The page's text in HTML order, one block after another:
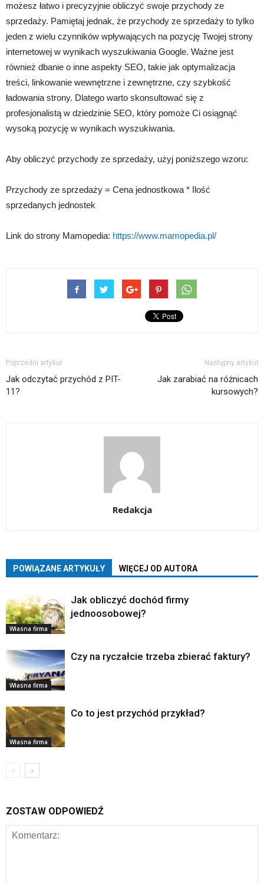
możesz łatwo i precyzyjnie obliczyć swoje przychody ze
sprzedaży. Pamiętaj jednak, że przychody ze sprzedaży to tylko
jeden z wielu czynników wpływających na pozycję Twojej strony
internetowej w wynikach wyszukiwania Google. Ważne jest
również dbanie o inne aspekty SEO, takie jak optymalizacja
treści, linkowanie wewnętrzne i zewnętrzne, czy szybkość
ładowania strony. Dlatego warto skonsultować się z
profesjonalistą w dziedzinie SEO, który pomoże Ci osiągnąć
wysoką pozycję w wynikach wyszukiwania.
Aby obliczyć przychody ze sprzedaży, użyj poniższego wzoru:
Przychody ze sprzedaży = Cena jednostkowa * Ilość
sprzedanych jednostek
Link do strony Mamopedia: https://www.mamopedia.pl/
Poprzedni artykuł
Jak odczytać przychód z PIT-
11?
Następny artykuł
Jak zarabiać na różnicach
kursowych?
Redakcja
POWIĄZANE ARTYKUŁY WIĘCEJ OD AUTORA
Własna firma
Jak obliczyć dochód firmy
jednoosobowej?
Własna firma
Czy na ryczałcie trzeba zbierać faktury?
Własna firma
Co to jest przychód przykład?
ZOSTAW ODPOWIEDŹ